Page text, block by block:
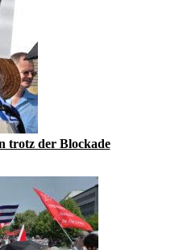
trotz der Blockade